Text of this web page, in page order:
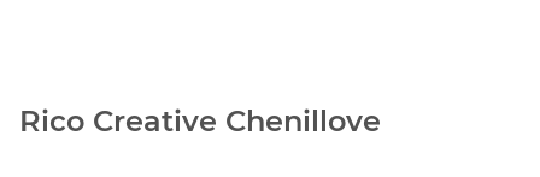
Rico Creative Chenillove